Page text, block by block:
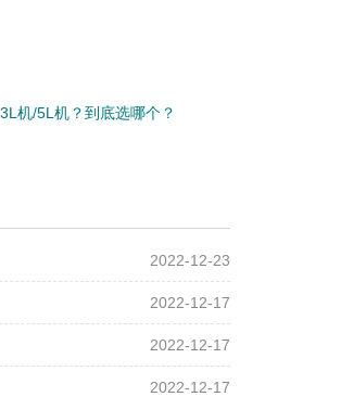
机/5L机？到底选哪个？
2022-12-23
2022-12-17
2022-12-17
2022-12-17